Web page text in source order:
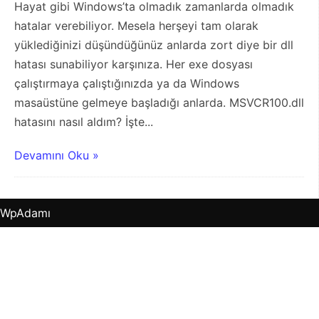
Hayat gibi Windows’ta olmadık zamanlarda olmadık
hatalar verebiliyor. Mesela herşeyi tam olarak
yüklediğinizi düşündüğünüz anlarda zort diye bir dll
hatası sunabiliyor karşınıza. Her exe dosyası
çalıştırmaya çalıştığınızda ya da Windows
masaüstüne gelmeye başladığı anlarda. MSVCR100.dll
hatasını nasıl aldım? İşte...
Devamını Oku »
WpAdamı